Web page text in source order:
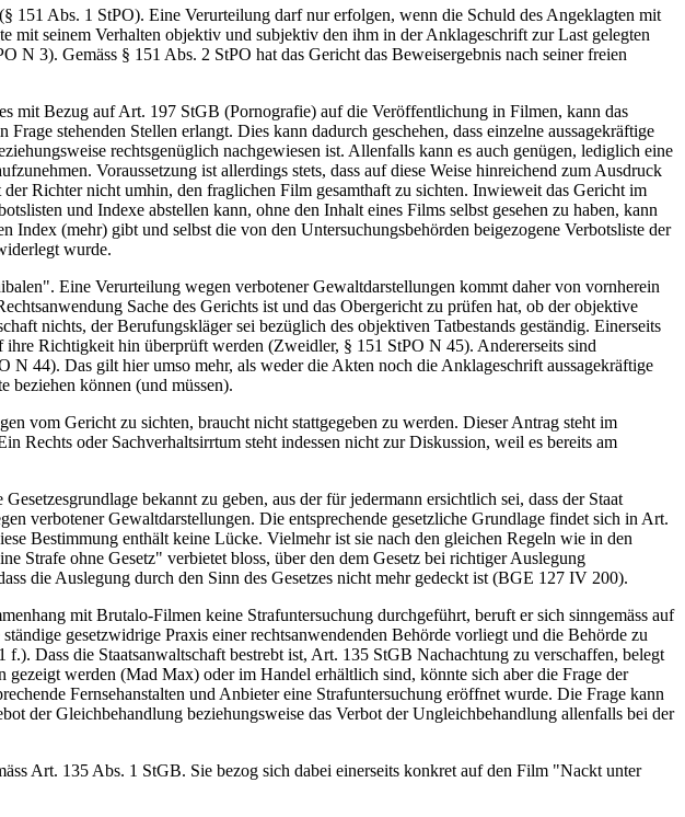
151 Abs. 1 StPO). Eine Verurteilung darf nur erfolgen, wenn die Schuld des Angeklagten mit
mit seinem Verhalten objektiv und subjektiv den ihm in der Anklageschrift zur Last gelegten
3). Gemäss § 151 Abs. 2 StPO hat das Gericht das Beweisergebnis nach seiner freien
mit Bezug auf Art. 197 StGB (Pornografie) auf die Veröffentlichung in Filmen, kann das
stehenden Stellen erlangt. Dies kann dadurch geschehen, dass einzelne aussagekräftige
rechtsgenüglich nachgewiesen ist. Allenfalls kann es auch genügen, lediglich eine
Voraussetzung ist allerdings stets, dass auf diese Weise hinreichend zum Ausdruck
Richter nicht umhin, den fraglichen Film gesamthaft zu sichten. Inwieweit das Gericht im
und Indexe abstellen kann, ohne den Inhalt eines Films selbst gesehen zu haben, kann
(mehr) gibt und selbst die von den Untersuchungsbehörden beigezogene Verbotsliste der
wurde.
Eine Verurteilung wegen verbotener Gewaltdarstellungen kommt daher von vornherein
Sache des Gerichts ist und das Obergericht zu prüfen hat, ob der objektive
nichts, der Berufungskläger sei bezüglich des objektiven Tatbestands geständig. Einerseits
ihre Richtigkeit hin überprüft werden (Zweidler, § 151 StPO N 45). Andererseits sind
44). Das gilt hier umso mehr, als weder die Akten noch die Anklageschrift aussagekräftige
beziehen können (und müssen).
vom Gericht zu sichten, braucht nicht stattgegeben zu werden. Dieser Antrag steht im
Rechts oder Sachverhaltsirrtum steht indessen nicht zur Diskussion, weil es bereits am
bekannt zu geben, aus der für jedermann ersichtlich sei, dass der Staat
verbotener Gewaltdarstellungen. Die entsprechende gesetzliche Grundlage findet sich in Art.
Bestimmung enthält keine Lücke. Vielmehr ist sie nach den gleichen Regeln wie in den
ohne Gesetz" verbietet bloss, über den dem Gesetz bei richtiger Auslegung
die Auslegung durch den Sinn des Gesetzes nicht mehr gedeckt ist (BGE 127 IV 200).
mit Brutalo-Filmen keine Strafuntersuchung durchgeführt, beruft er sich sinngemäss auf
gesetzwidrige Praxis einer rechtsanwendenden Behörde vorliegt und die Behörde zu
Dass die Staatsanwaltschaft bestrebt ist, Art. 135 StGB Nachachtung zu verschaffen, belegt
werden (Mad Max) oder im Handel erhältlich sind, könnte sich aber die Frage der
Fernsehanstalten und Anbieter eine Strafuntersuchung eröffnet wurde. Die Frage kann
der Gleichbehandlung beziehungsweise das Verbot der Ungleichbehandlung allenfalls bei der
Art. 135 Abs. 1 StGB. Sie bezog sich dabei einerseits konkret auf den Film "Nackt unter